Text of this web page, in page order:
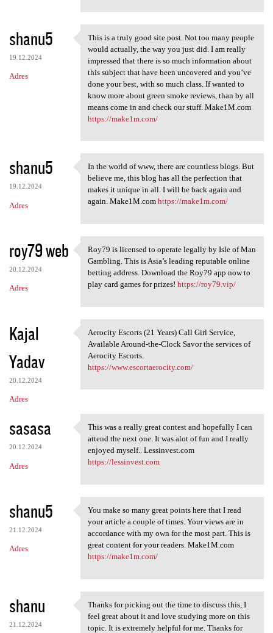
shanu5
19.12.2024
Adres
This is a truly good site
This is a truly good site post. Not too many people
would actually, the way you just did. I am really
impressed that there is so much information about
this subject that have been uncovered and you’ve
done your best, with so much class. If wanted to
know more about green smoke reviews, than by all
means come in and check our stuff. Make1M.com
https://make1m.com/
shanu5
19.12.2024
Adres
In the world of www, there
In the world of www, there are countless blogs. But
believe me, this blog has all the perfection that
makes it unique in all. I will be back again and
again. Make1M.com https://make1m.com/
roy79 web
20.12.2024
Adres
Roy79 is licensed to operate
Roy79 is licensed to operate legally by Isle of Man
Gambling. This is Asia’s leading reputable online
betting address. Download the Roy79 app now to
play card games for prizes! https://roy79.vip/
Kajal
Yadav
20.12.2024
Adres
Aerocity Escorts (21 Years)
Aerocity Escorts (21 Years) Call Girl Service,
Available Around-the-Clock Savor the services of
Aerocity Escorts.
https://www.escortaerocity.com/
sasasa
20.12.2024
Adres
This was a really great
This was a really great contest and hopefully I can
attend the next one. It was alot of fun and I really
enjoyed myself.. Lessinvest.com
https://lessinvest.com
shanu5
21.12.2024
Adres
You make so many great points
You make so many great points here that I read
your article a couple of times. Your views are in
accordance with my own for the most part. This is
great content for your readers. Make1M.com
https://make1m.com/
shanu
21.12.2024
Thanks for picking out the
Thanks for picking out the time to discuss this, I
feel great about it and love studying more on this
topic. It is extremely helpful for me. Thanks for